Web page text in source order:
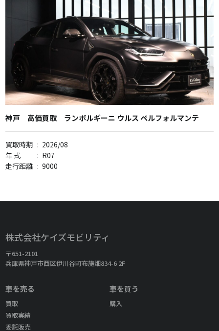
神戸 高価買取 ランボルギーニ ウルス ペルフォルマンテ
買取時期 : 2026/08
年 式
: R07
走行距離 : 9000
株式会社ケイズモビリティ
〒651-2101
兵庫県神戸市西区伊川谷町布施畑834-6 2F
車を売る
買取
買取実績
委託販売
車を買う
購入